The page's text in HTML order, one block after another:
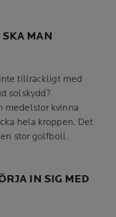
MAN
tillräckligt med
solskydd?
medelstor kvinna
hela kroppen. Det
stor golfboll.
IN SIG MED